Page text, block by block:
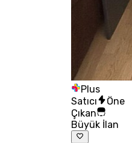
Plus
Satıcı
Öne
Çıkan
Büyük İlan